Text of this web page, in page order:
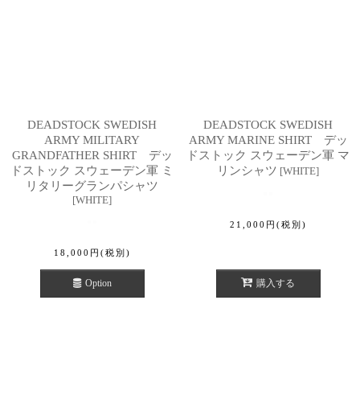
DEADSTOCK SWEDISH
ARMY MILITARY
GRANDFATHER SHIRT デッ
ドストック スウェーデン軍 ミ
リタリーグランパシャツ
[WHITE]
18,000 円 (税別)
Option
DEADSTOCK SWEDISH
ARMY MARINE SHIRT デッ
ドストック スウェーデン軍 マ
リンシャツ [WHITE]
21,000 円 (税別)
購入する